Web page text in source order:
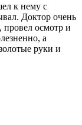
к нему с
Доктор очень
осмотр и
а
руки и